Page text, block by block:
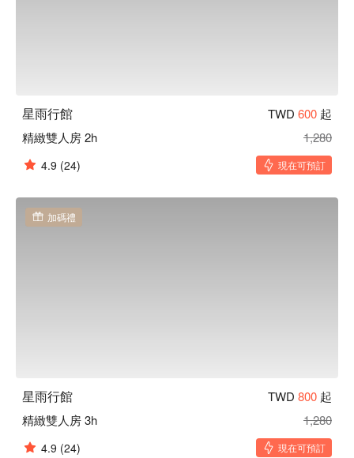
星雨行館 TWD 600 起
精緻雙人房 2h
1,280
4.9 (24) 現在可預訂
加碼禮
星雨行館 TWD 800 起
精緻雙人房 3h
1,280
4.9 (24) 現在可預訂